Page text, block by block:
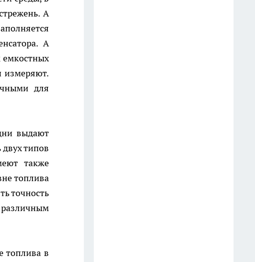
А
А
емкостных
измеряют.
для
выдают
типов
также
топлива
точность
различным
топлива в